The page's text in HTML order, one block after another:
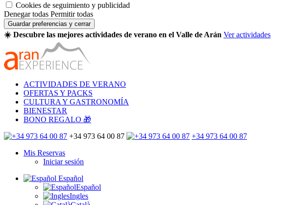
Cookies de seguimiento y publicidad
Denegar todas Permitir todas
Guardar preferencias y cerrar
☀️ Descubre las mejores actividades de verano en el Valle de Arán Ver actividades
ACTIVIDADES DE VERANO
OFERTAS Y PACKS
CULTURA Y GASTRONOMÍA
BIENESTAR
BONO REGALO 🎁
+34 973 64 00 87
+34 973 64 00 87
Mis Reservas
Iniciar sesión
Español
Español
Ingles